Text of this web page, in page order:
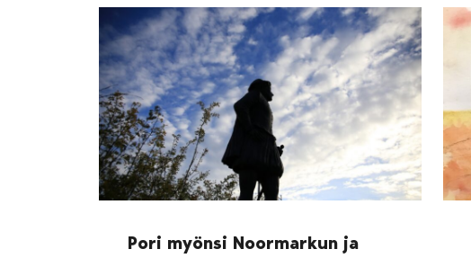
Pori myönsi Noormarkun ja